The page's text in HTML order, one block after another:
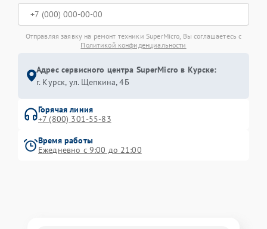
Отправляя заявку на ремонт техники SuperMicro, Вы соглашаетесь с
Политикой конфиденциальности
Адрес сервисного центра SuperMicro в Курске:
г. Курск, ул. Щепкина, 4Б
Горячая линия
+7 (800) 301-55-83
Время работы
Ежедневно с 9:00 до 21:00